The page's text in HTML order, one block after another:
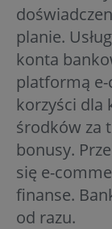
planie.
konta
platformą
korzyści dla
środków za
bonusy.
się e-
finanse.
od razu.